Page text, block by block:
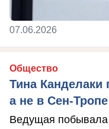
07.06.2026
Общество
Тина Канделаки
а не в Сен-Тропе
Ведущая побывала